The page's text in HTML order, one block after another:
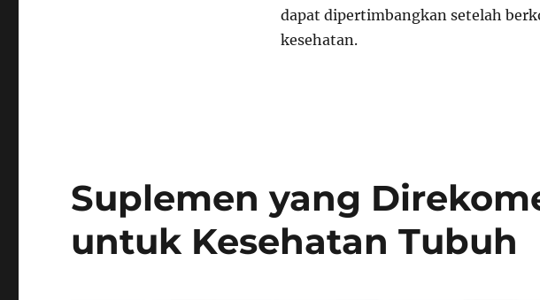
dapat dipertimbangkan setelah
kesehatan.
Suplemen yang
untuk Kesehatan Tubuh